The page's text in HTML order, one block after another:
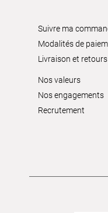
Suivre ma
Modalités de
Livraison et retours
Nos valeurs
Nos engagements
Recrutement